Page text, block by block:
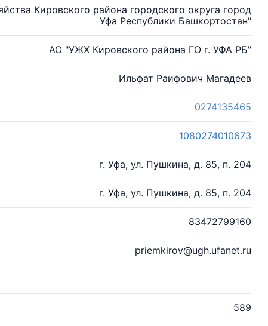
Кировского района городского округа город
Уфа Республики Башкортостан"
АО "УЖХ Кировского района ГО г. УФА РБ"
Ильфат Раифович Магадеев
0274135465
1080274010673
г. Уфа, ул. Пушкина, д. 85, п. 204
г. Уфа, ул. Пушкина, д. 85, п. 204
83472799160
priemkirov@ugh.ufanet.ru
589